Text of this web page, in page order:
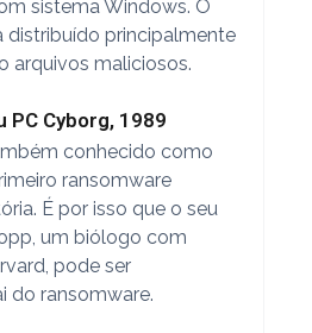
sistema Windows. O
distribuído principalmente
arquivos maliciosos.
PC Cyborg, 1989
conhecido como
ransomware
É por isso que o seu
um biólogo com
pode ser
do ransomware.